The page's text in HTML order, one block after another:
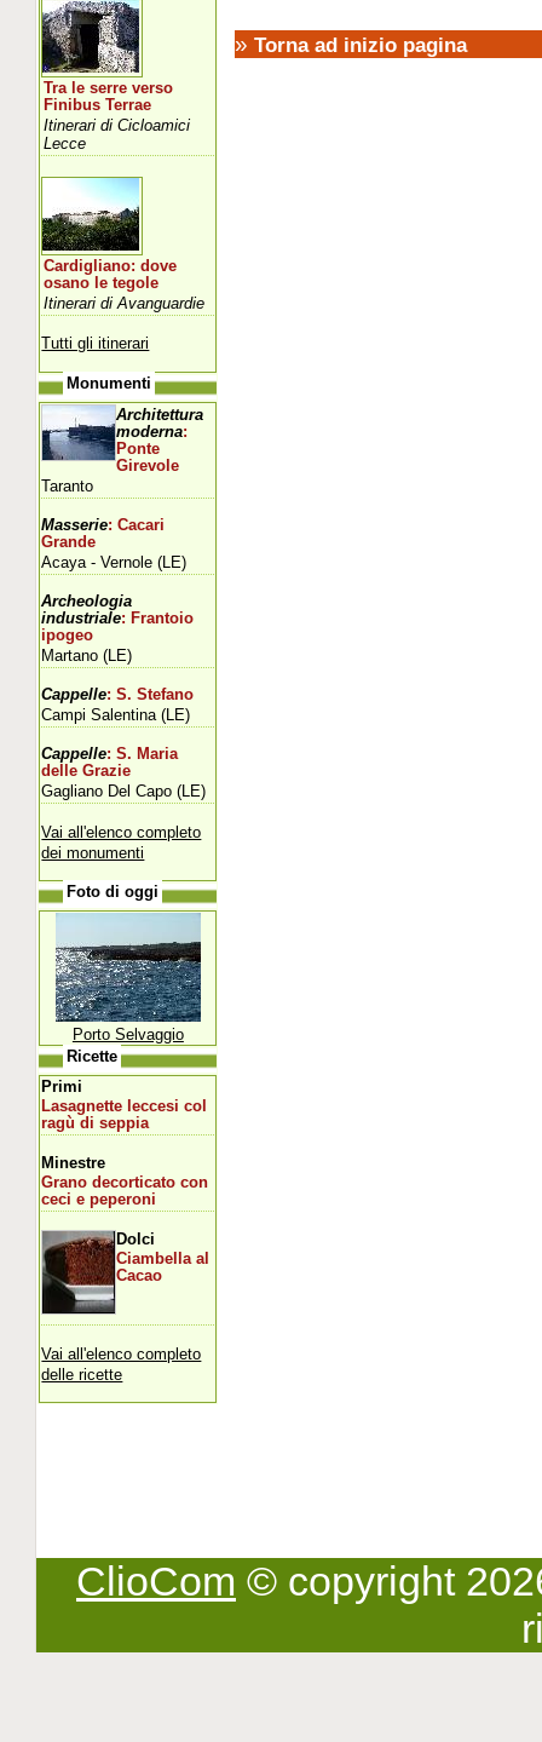
» Torna ad inizio pagina
Tra le serre verso
Finibus Terrae
Itinerari di Cicloamici
Lecce
Cardigliano: dove
osano le tegole
Itinerari di Avanguardie
Tutti gli itinerari
Monumenti
Architettura
moderna:
Ponte
Girevole
Taranto
Masserie: Cacari
Grande
Acaya - Vernole (LE)
Archeologia
industriale: Frantoio
ipogeo
Martano (LE)
Cappelle: S. Stefano
Campi Salentina (LE)
Cappelle: S. Maria
delle Grazie
Gagliano Del Capo (LE)
Vai all'elenco completo
dei monumenti
Foto di oggi
Porto Selvaggio
Ricette
Primi
Lasagnette leccesi col
ragù di seppia
Minestre
Grano decorticato con
ceci e peperoni
Dolci
Ciambella al
Cacao
Vai all'elenco completo
delle ricette
ClioCom © copyright